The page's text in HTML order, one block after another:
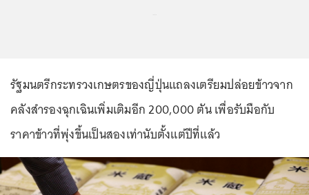
รัฐมนตรีกระทรวงเกษตรของญี่ปุ่นแถลงเตรียมปล่อยข้าวจาก
คลังสำรองฉุกเฉินเพิ่มเติมอีก 200,000 ตัน เพื่อรับมือกับ
ราคาข้าวที่พุ่งขึ้นเป็นสองเท่านับตั้งแต่ปีที่แล้ว